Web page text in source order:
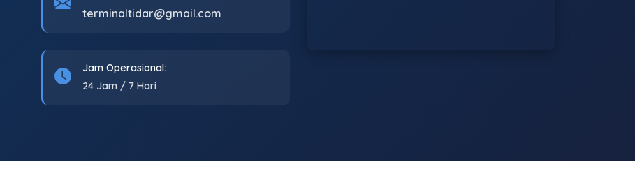
terminaltidar@gmail.com
Jam Operasional:
24 Jam / 7 Hari